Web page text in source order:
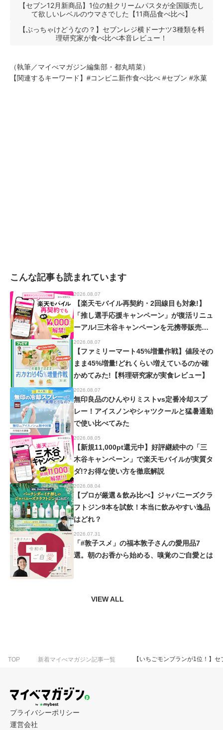
【セブン12月新商品】1位の鮭クリームパスタが全国販売し
て欲しいレベルのウマさでした【11商品食べ比べ】
【ぶっちゃけどうなの？】セブンレジ横ドーナツ3種類を料
理研究家が食べ比べ本音レビュー！
（執筆／マイべマガジン編集部・都丸晴菜）
【関連するキーワード】#コンビニ新作食べ比べ #セブン #氷菓
こんな記事も読まれています
2026.08.07
【楽天モバイル再契約・2回線目も対象!】
「推し選手応援キャンペーン」が復活リニュ
ーアル!三木谷キャンペーンを元携帯販売員
が徹底解説!【楽天イーグルス・ヴィッセル
神戸】
2026.08.07
【ファミリーマート45%増量作戦】値段その
まま45%増量!どれくらい増えているのか確
かめてみた!【料理研究家が実食レビュー】
2026.08.07
無印良品のひんやりミストvs定番冷却スプ
レー！アイスノンやシャツクールと猛暑通勤
で使い比べてみた
2026.08.05
【新規11,000pt還元中】好評継続中の「三
木谷キャンペーン」で楽天モバイルが実質タ
ダ!?お得な使い方を徹底解説
2026.08.04
【プロが厳選＆飲み比べ】ジャパニーズクラ
フトジン9本を試飲！本当に飲みやすい逸品
はどれ？
2026.07.31
「#敦子スメ」の福本敦子さんの愛用品7
選。朝のお香から始める、嗅覚のご自愛とは
VIEW ALL
TOP 新着マイべマガジン記事一覧 【いちごモンブランが1位！】
プライバシーポリシー
運営会社